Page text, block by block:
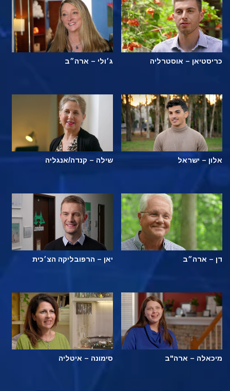
כריסטיאן – אוסטרליה ג׳ולי – ארה״ב
אלון – ישראל שילה – קנדה/אנגליה
דן – ארה״ב יאן – הרפובליקה הצ׳כית
מיכאלה – ארה"ב סימונה – איטליה